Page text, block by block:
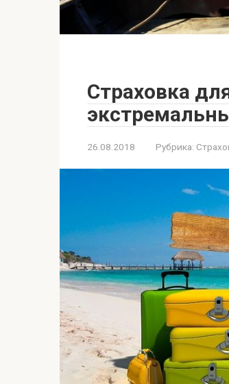
Страховка
26.08.2018 Рубрика: